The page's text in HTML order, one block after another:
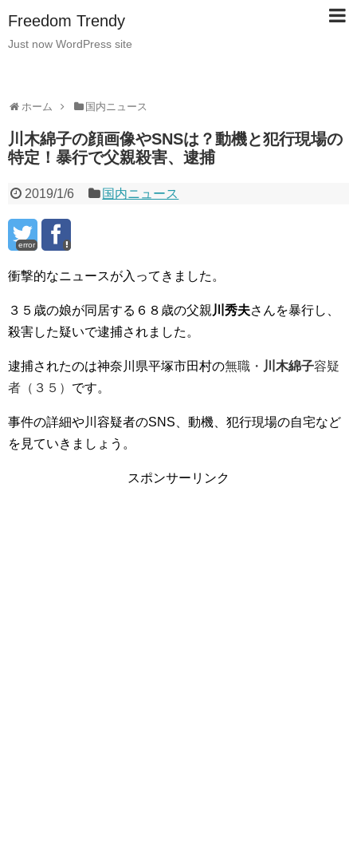
Freedom Trendy
Just now WordPress site
ホーム 国内ニュース
川木綿子の顔画像やSNSは？動機と犯行現場の
特定！暴行で父親殺害、逮捕
2019/1/6 国内ニュース
error
衝撃的なニュースが入ってきました。
３５歳の娘が同居する６８歳の父親 川秀夫さんを暴行し、
殺害した疑いで逮捕されました。
逮捕されたのは神奈川県平塚市田村の無職・ 川木綿子容疑
者（３５） です。
事件の詳細や川容疑者のSNS、動機、犯行現場の自宅など
を見ていきましょう。
スポンサーリンク